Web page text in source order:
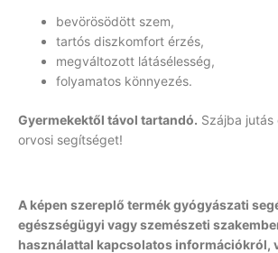
bevörösödött szem,
tartós diszkomfort érzés,
megváltozott látásélesség,
folyamatos könnyezés.
Gyermekektől távol tartandó. Szájba jutás
orvosi segítséget!
A képen szereplő termék gyógyászati
egészségügyi vagy szemészeti
használattal kapcsolatos információkról,